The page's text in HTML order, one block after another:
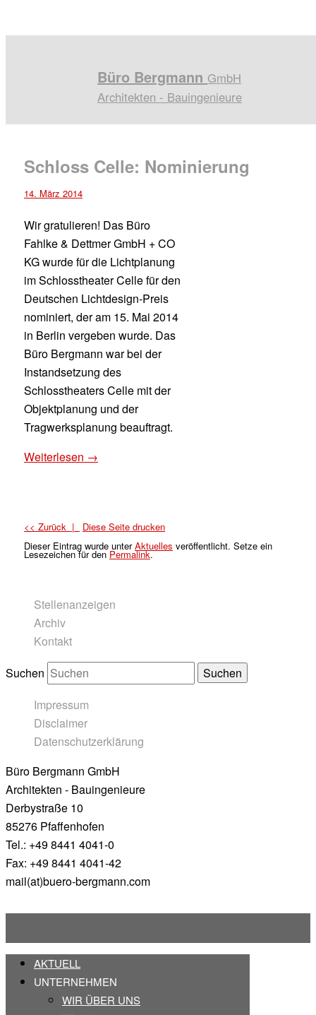
Büro Bergmann GmbH
Architekten - Bauingenieure
Schloss Celle: Nominierung
14. März 2014
Wir gratulieren! Das Büro
Fahlke & Dettmer GmbH + CO
KG wurde für die Lichtplanung
im Schlosstheater Celle für den
Deutschen Lichtdesign-Preis
nominiert, der am 15. Mai 2014
in Berlin vergeben wurde. Das
Büro Bergmann war bei der
Instandsetzung des
Schlosstheaters Celle mit der
Objektplanung und der
Tragwerksplanung beauftragt.
Weiterlesen →
<< Zurück |
Diese Seite drucken
Dieser Eintrag wurde unterAktuelles veröffentlicht. Setze ein
Lesezeichen für denPermalink.
Stellenanzeigen
Archiv
Kontakt
Suchen
Impressum
Disclaimer
Datenschutzerklärung
Büro Bergmann GmbH
Architekten - Bauingenieure
Derbystraße 10
85276 Pfaffenhofen
Tel.: +49 8441 4041-0
Fax: +49 8441 4041-42
mail(at)buero-bergmann.com
AKTUELL
UNTERNEHMEN
WIR ÜBER UNS